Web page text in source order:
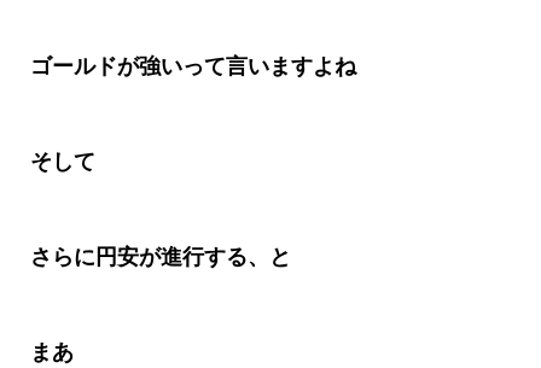
ゴールドが強いって言いますよね
そして
さらに円安が進行する、と
まあ